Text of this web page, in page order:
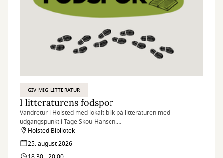
GIV MIG LITTERATUR
I litteraturens fodspor
Vandretur i Holsted med lokalt blik på litteraturen med
udgangspunkt i Tage Skou-Hansen.
I Holsted tages der udgangspunkt i Tage Skou-Hansens
forfatterskab. Skou-Hansen har boet i Holsted som dreng og det
Holsted Bibliotek
25. august 2026